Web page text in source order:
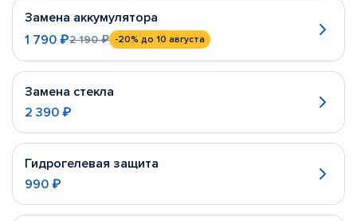
Замена аккумулятора
1 790 ₽2 190 ₽ -20% до 10 августа
Замена стекла
2 390 ₽
Гидрогелевая защита
990 ₽